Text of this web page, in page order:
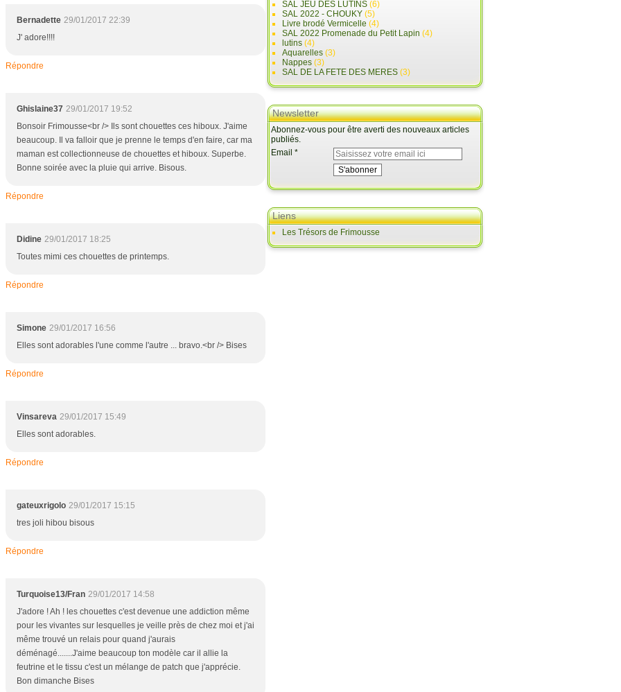
Bernadette 29/01/2017 22:39
J' adore!!!!
Répondre
Ghislaine37 29/01/2017 19:52
Bonsoir Frimousse<br /> Ils sont chouettes ces hiboux. J'aime
beaucoup. Il va falloir que je prenne le temps d'en faire, car ma
maman est collectionneuse de chouettes et hiboux. Superbe.
Bonne soirée avec la pluie qui arrive. Bisous.
Répondre
Didine 29/01/2017 18:25
Toutes mimi ces chouettes de printemps.
Répondre
Simone 29/01/2017 16:56
Elles sont adorables l'une comme l'autre ... bravo.<br /> Bises
Répondre
Vinsareva 29/01/2017 15:49
Elles sont adorables.
Répondre
gateuxrigolo 29/01/2017 15:15
tres joli hibou bisous
Répondre
Turquoise13/Fran 29/01/2017 14:58
J'adore ! Ah ! les chouettes c'est devenue une addiction même
pour les vivantes sur lesquelles je veille près de chez moi et j'ai
même trouvé un relais pour quand j'aurais
déménagé.......J'aime beaucoup ton modèle car il allie la
feutrine et le tissu c'est un mélange de patch que j'apprécie.
Bon dimanche Bises
SAL JEU DES LUTINS (6)
SAL 2022 - CHOUKY (5)
Livre brodé Vermicelle (4)
SAL 2022 Promenade du Petit Lapin (4)
lutins (4)
Aquarelles (3)
Nappes (3)
SAL DE LA FETE DES MERES (3)
Newsletter
Abonnez-vous pour être averti des nouveaux articles
publiés.
Email
Liens
Les Trésors de Frimousse